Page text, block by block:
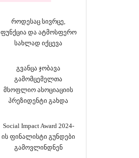
როდესაც სივრცე,
ფუნქცია და ატმოსფერო
სახლად იქცევა
გვანცა ჯობავა
გამომცემელთა
მსოფლიო ასოციაციის
პრეზიდენტი გახდა
Social Impact Award 2024-
ის ფინალისტი გუნდები
გამოვლინდნენ